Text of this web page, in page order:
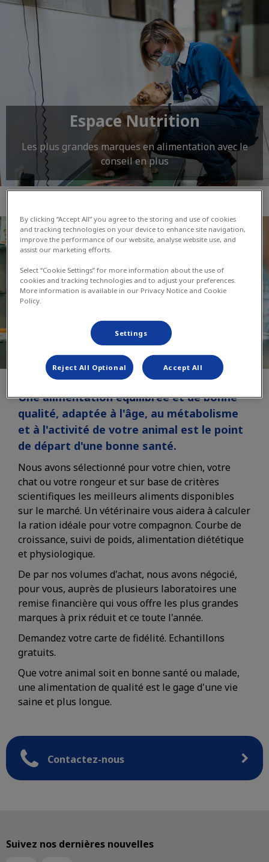
Espace Nutrition
Les plus grandes marques en alimentation avec le
conseil en plus
Une alimentation équilibrée et de bonne
qualité, adaptée à l'âge, au métabolisme
et à l'activité de votre animal est le point
de départ d'une bonne santé.
Nous avons sélectionné pour votre chien, votre
chat ou votre rongeur et sur base de critères
scientifiques les meilleurs aliments disponibles
sur le marché. Un vétérinaire vous aidera à calculer
la ration idéale pour votre compagnon. Courbe de
croissance, suivi de poids, alimentation diététique
et physiologique.
De par nos volumes d'achat, nous avons négocié,
pour vous, auprès de plusieurs laboratoires une
remise financière qui vous offre les plus grandes
marques à prix réduit et ce toute l'année.
Demandez votre carte de fidélité. Echantillons
gratuits.
Que votre animal soit en bonne santé ou malade,
une alimentation de qualité est le gage d'une vie
saine et plus longue.
Contactez-nous
Suivez nos dernières nouvelles
By clicking “Accept All” you agree to the storing and use of cookies
and tracking technologies on your device to enhance site navigation,
improve the performance of our website, analyse website use, and
assist our marketing efforts.
Select “Cookie Settings” for more information about the use of
cookies and tracking technologies and to adjust your preferences.
More information is available in our Privacy Notice and Cookie
Policy.
Settings
Reject All Optional Accept All